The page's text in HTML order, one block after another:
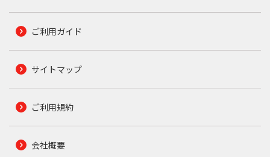
ご利用ガイド
サイトマップ
ご利用規約
会社概要